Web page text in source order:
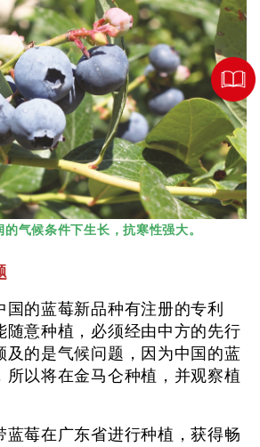
气候条件下生长，抗寒性强大。
的蓝莓新品种有注册的专利
随意种植，必须经由中方的先行
及的是气候问题，因为中国的蓝
所以将在金马仑种植，并观察植
蓝莓在广东省进行种植，获得畅